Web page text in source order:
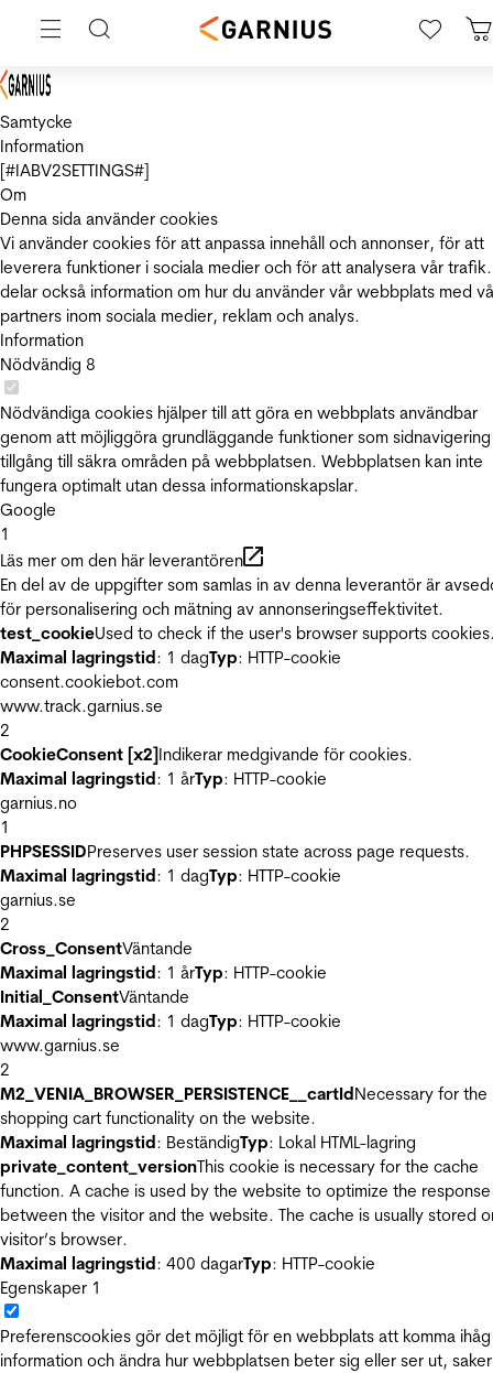
Samtycke
Information
[#IABV2SETTINGS#]
Om
Denna sida använder cookies
Vi använder cookies för att anpassa innehåll och annonser, för att
leverera funktioner i sociala medier och för att analysera vår
delar också information om hur du använder vår webbplats med
partners inom sociala medier, reklam och analys.
Information
Nödvändig 8
Nödvändiga cookies hjälper till att göra en webbplats användbar
genom att möjliggöra grundläggande funktioner som
tillgång till säkra områden på webbplatsen. Webbplatsen kan inte
fungera optimalt utan dessa informationskapslar.
Google
1
Läs mer om den här leverantören
En del av de uppgifter som samlas in av denna leverantör är
för personalisering och mätning av annonseringseffektivitet.
test_cookieUsed to check if the user's browser supports
Maximal lagringstid: 1 dagTyp: HTTP-cookie
consent.cookiebot.com
www.track.garnius.se
2
CookieConsent [x2]Indikerar medgivande för cookies.
Maximal lagringstid: 1 årTyp: HTTP-cookie
garnius.no
1
PHPSESSIDPreserves user session state across page requests.
Maximal lagringstid: 1 dagTyp: HTTP-cookie
garnius.se
2
Cross_ConsentVäntande
Maximal lagringstid: 1 årTyp: HTTP-cookie
Initial_ConsentVäntande
Maximal lagringstid: 1 dagTyp: HTTP-cookie
www.garnius.se
2
M2_VENIA_BROWSER_PERSISTENCE__cartIdNecessary for the
shopping cart functionality on the website.
Maximal lagringstid: BeständigTyp: Lokal HTML-lagring
private_content_versionThis cookie is necessary for the cache
function. A cache is used by the website to optimize the
between the visitor and the website. The cache is usually stored
visitor’s browser.
Maximal lagringstid: 400 dagarTyp: HTTP-cookie
Egenskaper 1
Preferenscookies gör det möjligt för en webbplats att komma ihåg
information och ändra hur webbplatsen beter sig eller ser ut,